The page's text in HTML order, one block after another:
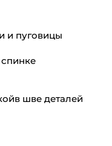
и пуговицы
шве деталей